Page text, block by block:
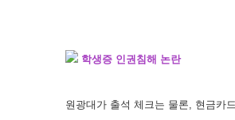
학생증 인권침해 논란
원광대가 출석 체크는 물론, 현금카